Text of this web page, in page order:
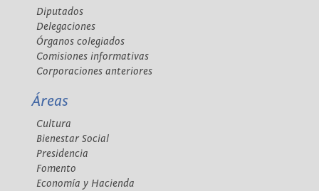
Diputados
Delegaciones
Órganos colegiados
Comisiones informativas
Corporaciones anteriores
Áreas
Cultura
Bienestar Social
Presidencia
Fomento
Economía y Hacienda